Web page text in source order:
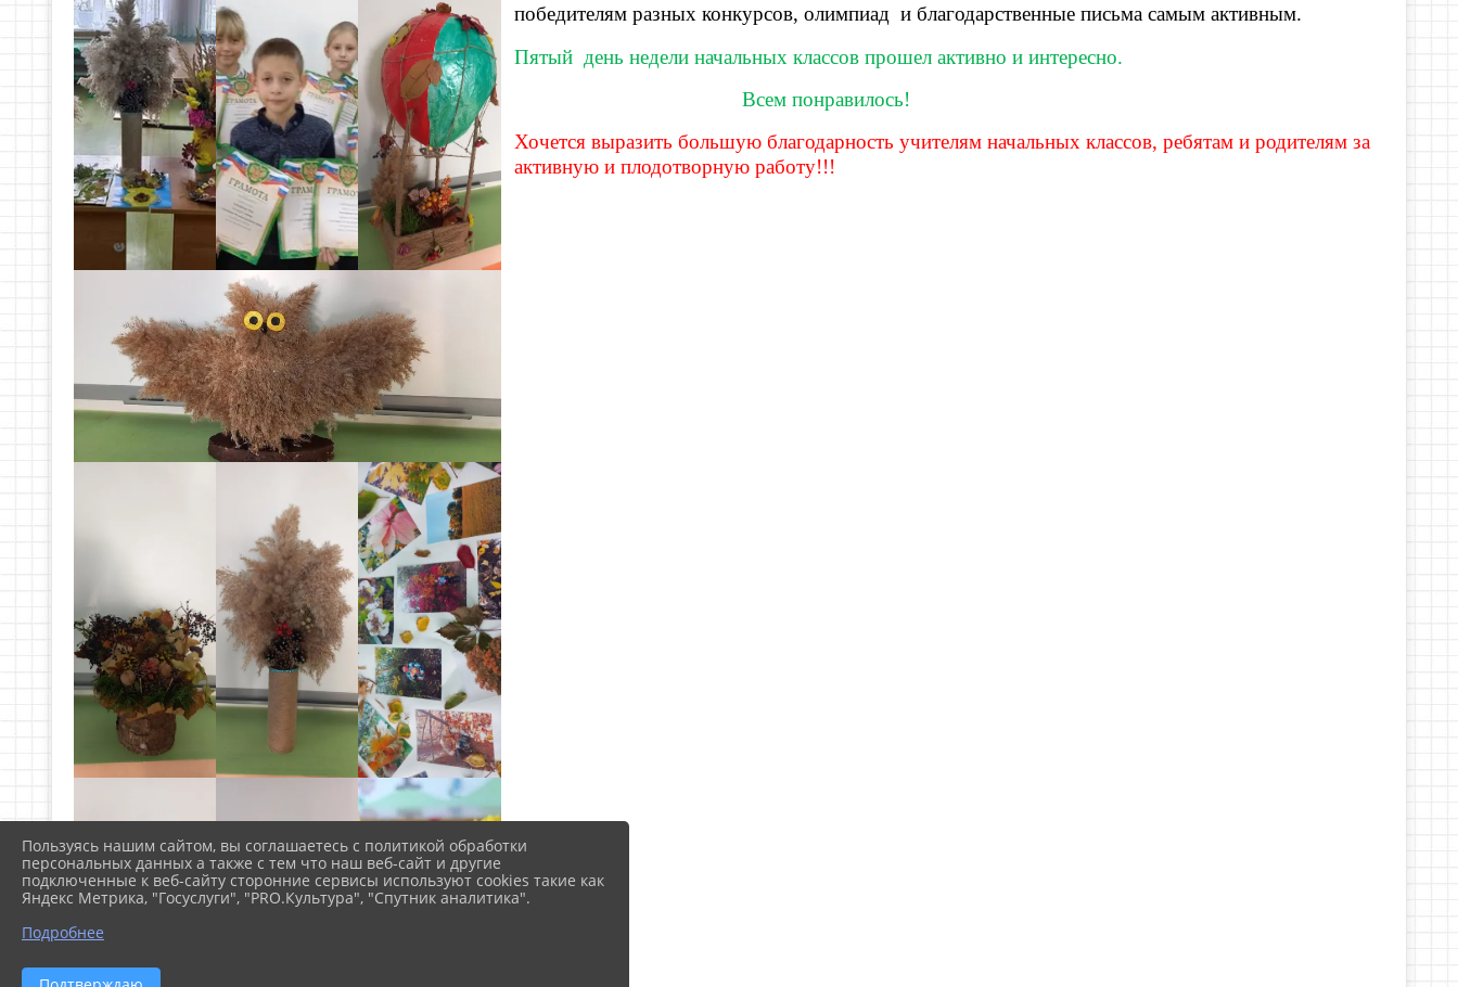
победителям разных конкурсов, олимпиад и благодарственные письма самым активным.
Пятый день недели начальных классов прошел активно и интересно.
Всем понравилось!
Хочется выразить большую благодарность учителям начальных классов, ребятам и родителям за
активную и плодотворную работу!!!
Пользуясь нашим сайтом, вы соглашаетесь с политикой обработки
персональных данных а также с тем что наш веб-сайт и другие
подключенные к веб-сайту сторонние сервисы используют cookies такие как
Яндекс Метрика, "Госуслуги", "PRO.Культура", "Спутник аналитика".
Подробнее